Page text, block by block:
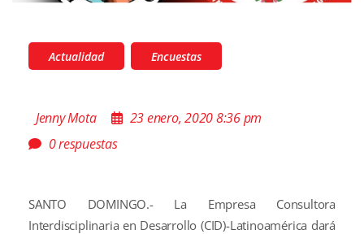
Actualidad Encuestas
Jenny Mota
23 enero, 2020 8:36 pm
0 respuestas
SANTO DOMINGO.- La Empresa Consultora
Interdisciplinaria en Desarrollo (CID)-Latinoamérica dará